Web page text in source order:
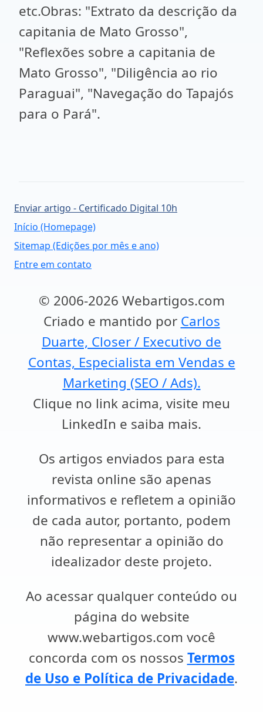
etc.Obras: "Extrato da descrição da
capitania de Mato Grosso",
"Reflexões sobre a capitania de
Mato Grosso", "Diligência ao rio
Paraguai", "Navegação do Tapajós
para o Pará".
Enviar artigo - Certificado Digital 10h
Início (Homepage)
Sitemap (Edições por mês e ano)
Entre em contato
© 2006-2026 Webartigos.com
Criado e mantido por Carlos
Duarte, Closer / Executivo de
Contas, Especialista em Vendas e
Marketing (SEO / Ads).
Clique no link acima, visite meu
LinkedIn e saiba mais.
Os artigos enviados para esta
revista online são apenas
informativos e refletem a opinião
de cada autor, portanto, podem
não representar a opinião do
idealizador deste projeto.
Ao acessar qualquer conteúdo ou
página do website
www.webartigos.com você
concorda com os nossos Termos
de Uso e Política de Privacidade.